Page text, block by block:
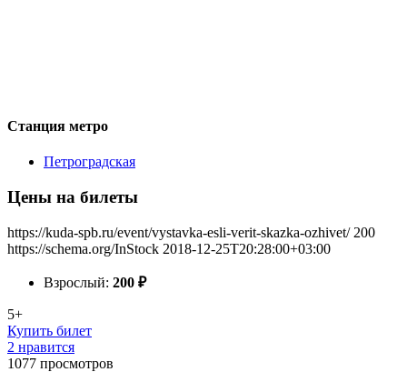
Станция метро
Петроградская
Цены на билеты
https://kuda-spb.ru/event/vystavka-esli-verit-skazka-ozhivet/ 200
https://schema.org/InStock 2018-12-25T20:28:00+03:00
Взрослый: 200 ₽
5+
Купить билет
2 нравится
1077 просмотров